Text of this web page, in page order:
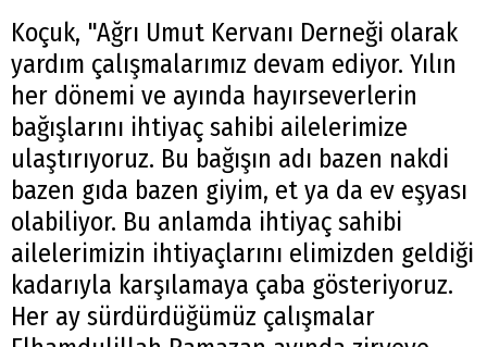
Koçuk, "Ağrı Umut Kervanı Derneği olarak
yardım çalışmalarımız devam ediyor. Yılın
her dönemi ve ayında hayırseverlerin
bağışlarını ihtiyaç sahibi ailelerimize
ulaştırıyoruz. Bu bağışın adı bazen nakdi
bazen gıda bazen giyim, et ya da ev eşyası
olabiliyor. Bu anlamda ihtiyaç sahibi
ailelerimizin ihtiyaçlarını elimizden geldiği
kadarıyla karşılamaya çaba gösteriyoruz.
Her ay sürdürdüğümüz çalışmalar